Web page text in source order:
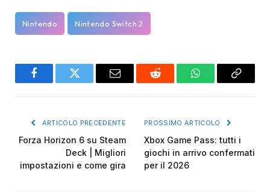
Nintendo Nintendo Switch 2
FacebookTwitter Email Reddit WhatsAppCopy
ARTICOLO PRECEDENTE
Forza Horizon 6 su Steam
Deck | Migliori
impostazioni e come gira
PROSSIMO ARTICOLO
Xbox Game Pass: tutti i
giochi in arrivo confermati
per il 2026